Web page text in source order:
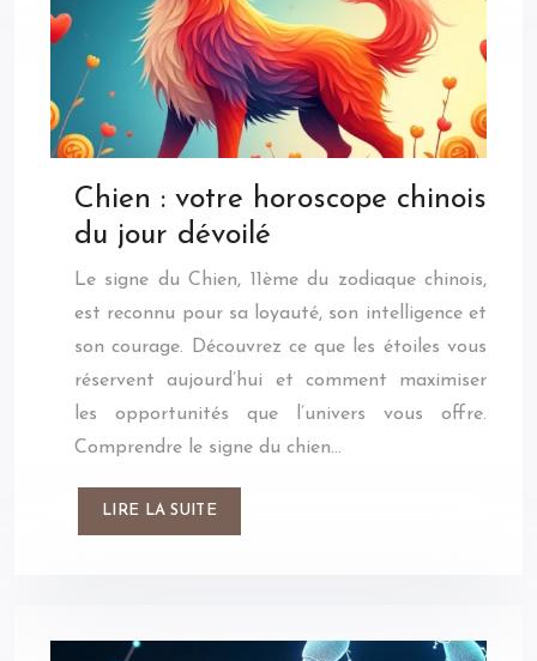
Chien : votre horoscope chinois
du jour dévoilé
Le signe du Chien, 11ème du zodiaque chinois,
est reconnu pour sa loyauté, son intelligence et
son courage. Découvrez ce que les étoiles vous
réservent aujourd’hui et comment maximiser
les opportunités que l’univers vous offre.
Comprendre le signe du chien…
LIRE LA SUITE